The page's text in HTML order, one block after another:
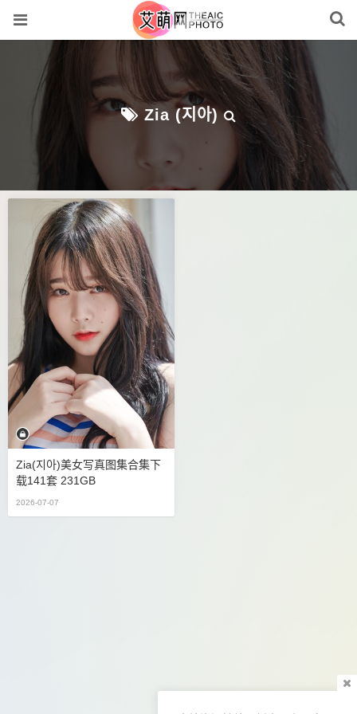
Zia (지아)
Zia(지아)美女写真图集合集下
载141套 231GB
2026-07-07